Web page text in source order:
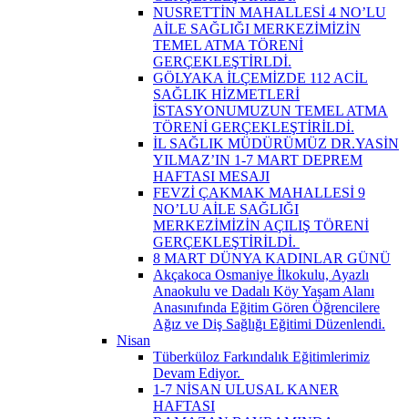
NUSRETTİN MAHALLESİ 4 NO’LU
AİLE SAĞLIĞI MERKEZİMİZİN
TEMEL ATMA TÖRENİ
GERÇEKLEŞTİRLDİ.
GÖLYAKA İLÇEMİZDE 112 ACİL
SAĞLIK HİZMETLERİ
İSTASYONUMUZUN TEMEL ATMA
TÖRENİ GERÇEKLEŞTİRİLDİ.
İL SAĞLIK MÜDÜRÜMÜZ DR.YASİN
YILMAZ’IN 1-7 MART DEPREM
HAFTASI MESAJI
FEVZİ ÇAKMAK MAHALLESİ 9
NO’LU AİLE SAĞLIĞI
MERKEZİMİZİN AÇILIŞ TÖRENİ
GERÇEKLEŞTİRİLDİ. ​
8 MART DÜNYA KADINLAR GÜNÜ
Akçakoca Osmaniye İlkokulu, Ayazlı
Anaokulu ve Dadalı Köy Yaşam Alanı
Anasınıfında Eğitim Gören Öğrencilere
Ağız ve Diş Sağlığı Eğitimi Düzenlendi.
Nisan
Tüberküloz Farkındalık Eğitimlerimiz
Devam Ediyor. ​
1-7 NİSAN ULUSAL KANER
HAFTASI